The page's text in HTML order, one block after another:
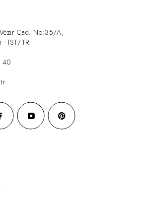
Cad. No:35/A,
- İST/TR
40